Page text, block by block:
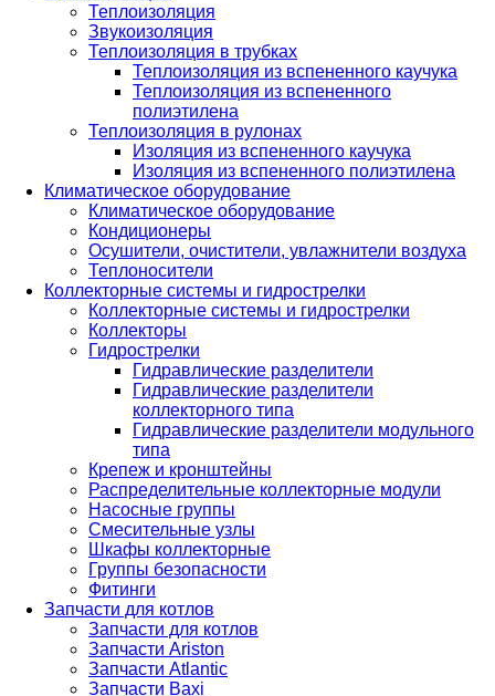
Теплоизоляция
Звукоизоляция
Теплоизоляция в трубках
Теплоизоляция из вспененного каучука
Теплоизоляция из вспененного
полиэтилена
Теплоизоляция в рулонах
Изоляция из вспененного каучука
Изоляция из вспененного полиэтилена
Климатическое оборудование
Климатическое оборудование
Кондиционеры
Осушители, очистители, увлажнители воздуха
Теплоносители
Коллекторные системы и гидрострелки
Коллекторные системы и гидрострелки
Коллекторы
Гидрострелки
Гидравлические разделители
Гидравлические разделители
коллекторного типа
Гидравлические разделители модульного
типа
Крепеж и кронштейны
Распределительные коллекторные модули
Насосные группы
Смесительные узлы
Шкафы коллекторные
Группы безопасности
Фитинги
Запчасти для котлов
Запчасти для котлов
Запчасти Ariston
Запчасти Atlantic
Запчасти Baxi